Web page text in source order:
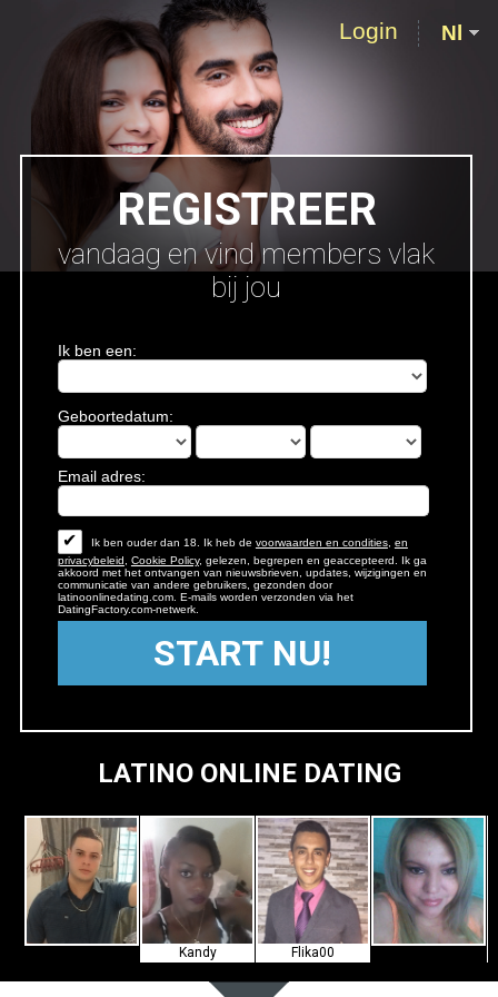
REGISTREER
vandaag en vind members vlak
bij jou
Ik ben een:
Geboortedatum:
Email adres:
✔ Ik ben ouder dan 18. Ik heb de voorwaarden en condities, en
privacybeleid, Cookie Policy, gelezen, begrepen en geaccepteerd. Ik ga
akkoord met het ontvangen van nieuwsbrieven, updates, wijzigingen en
communicatie van andere gebruikers, gezonden door
latinoonlinedating.com. E-mails worden verzonden via het
DatingFactory.com-netwerk.
LATINO ONLINE DATING
Nl
Login
Kandy Flika00